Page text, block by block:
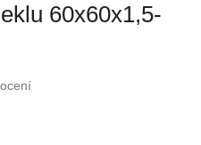
60x60x1,5-